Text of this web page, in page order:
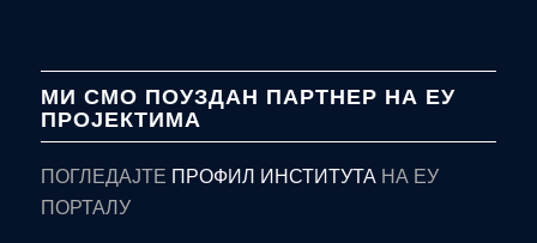
МИ СМО ПОУЗДАН ПАРТНЕР НА ЕУ
ПРОЈЕКТИМА
ПОГЛЕДАЈТЕ ПРОФИЛ ИНСТИТУТАНА ЕУ
ПОРТАЛУ